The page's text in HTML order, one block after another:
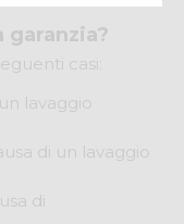
casi:
lavaggio
di un lavaggio
di